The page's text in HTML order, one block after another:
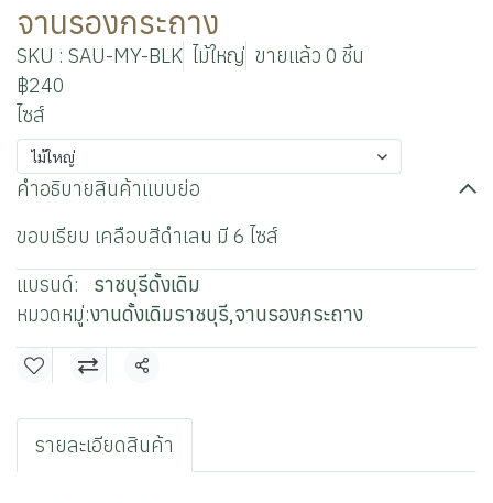
จานรองกระถาง
SKU : SAU-MY-BLK ไม้ใหญ่ ขายแล้ว 0 ชิ้น
฿240
ไซส์
ไม้ใหญ่
คำอธิบายสินค้าแบบย่อ
ขอบเรียบ เคลือบสีดำเลน มี 6 ไซส์
แบรนด์:
ราชบุรีดั้งเดิม
หมวดหมู่:งานดั้งเดิมราชบุรี,จานรองกระถาง
แชร์
รายละเอียดสินค้า